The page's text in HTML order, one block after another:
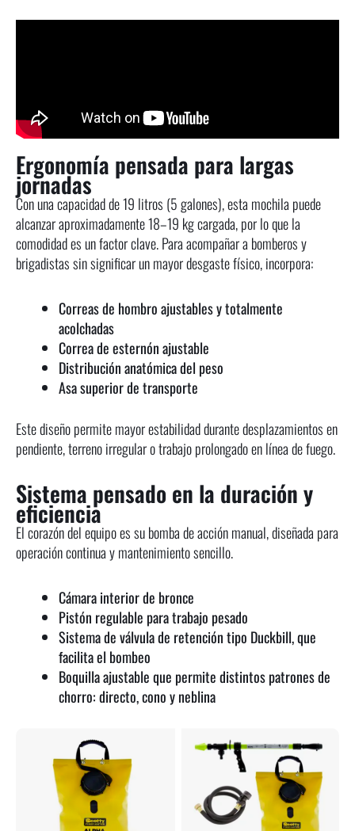
Ergonomía pensada para largas
jornadas
Con una capacidad de 19 litros (5 galones), esta mochila puede
alcanzar aproximadamente 18–19 kg cargada, por lo que la
comodidad es un factor clave. Para acompañar a bomberos y
brigadistas sin significar un mayor desgaste físico, incorpora:
Correas de hombro ajustables y totalmente
acolchadas
Correa de esternón ajustable
Distribución anatómica del peso
Asa superior de transporte
Este diseño permite mayor estabilidad durante desplazamientos en
pendiente, terreno irregular o trabajo prolongado en línea de fuego.
Sistema pensado en la duración y
eficiencia
El corazón del equipo es su bomba de acción manual, diseñada para
operación continua y mantenimiento sencillo.
Cámara interior de bronce
Pistón regulable para trabajo pesado
Sistema de válvula de retención tipo Duckbill, que
facilita el bombeo
Boquilla ajustable que permite distintos patrones de
chorro: directo, cono y neblina